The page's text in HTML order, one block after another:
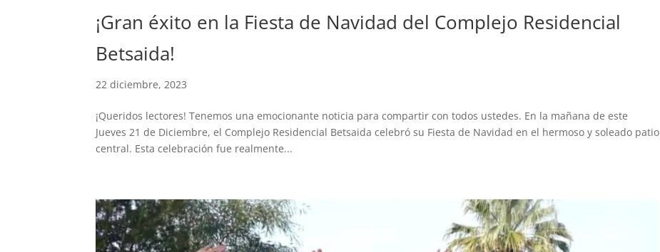
¡Gran éxito en la Fiesta de Navidad del Complejo Residencial
Betsaida!
22 diciembre, 2023
¡Queridos lectores! Tenemos una emocionante noticia para compartir con todos ustedes. En la mañana de este
Jueves 21 de Diciembre, el Complejo Residencial Betsaida celebró su Fiesta de Navidad en el hermoso y soleado patio
central. Esta celebración fue realmente...